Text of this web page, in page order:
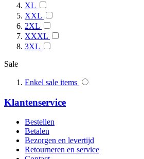
XL
XXL
2XL
XXXL
3XL
Sale
Enkel sale items
Klantenservice
Bestellen
Betalen
Bezorgen en levertijd
Retourneren en service